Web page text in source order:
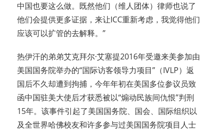
中国也要这么做。既然他们（维人团体）律师也说了
他们会提供更多证据，来让ICC重新考虑，我觉得他们
应该可以扩管的去解释。”
热伊汗的弟弟艾克拜尔·艾塞提2016年受邀来美参加由
美国国务院举办的“国际访客领导力项目”（IVLP）返
国后不久却遭到拘捕，今年年初在美国多位参议员致
函中国驻美大使后才获悉被以“煽动民族间仇恨”判刑
15年。该事件引起了美国国务院、国会、国际组织以
及全世界哈佛校友和许多参与过美国国务院项目人士